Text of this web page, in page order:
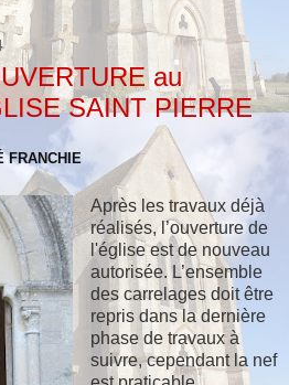
au
SAINT PIERRE
FRANCHIE
Après les travaux déjà
réalisés, l’ouverture de
l'église est de nouveau
autorisée. L’ensemble
des carrelages doit être
repris dans la dernière
phase de travaux à
suivre, cependant la nef